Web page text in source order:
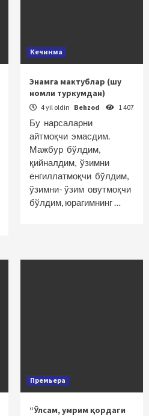
Кечинма
Энамга мактублар (шу
номли туркумдан)
4 yil oldin Behzod 1 407
Бу нарсаларни
айтмоқчи эмасдим.
Мажбур бўлдим,
қийналдим, ўзимни
енгиллатмоқчи бўлдим,
ўзимни- ўзим овутмоқчи
бўлдим, юрагимнинг …
Премьера
“Ўлсам, умрим қордаги